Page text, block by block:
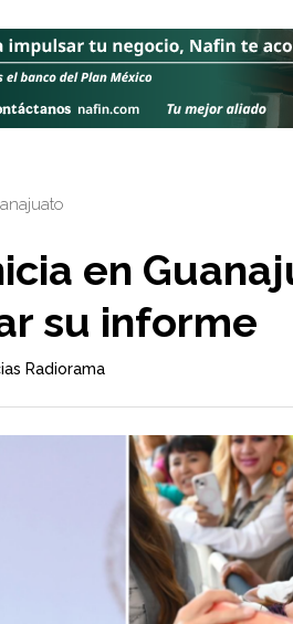
en
su informe
Radiorama